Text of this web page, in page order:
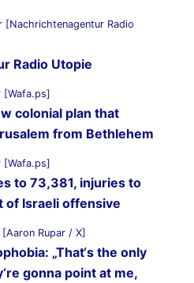
Radio
Radio Utopie
colonial plan that
from Bethlehem
to 73,381, injuries to
of Israeli offensive
Rupar / X]
„That‘s the only
gonna point at me,